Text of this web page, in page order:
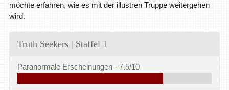
möchte erfahren, wie es mit der illustren Truppe weitergehen
wird.
Truth Seekers | Staffel 1
Paranormale Erscheinungen - 7.5/10